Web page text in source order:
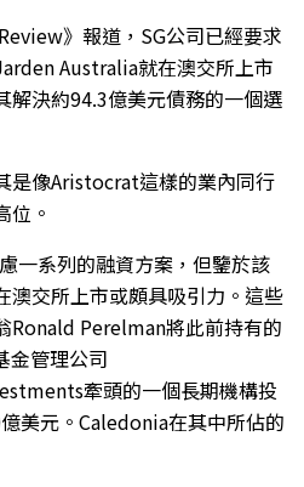
》報道，SG公司已經要求
Australia就在澳交所上市
解決約94.3億美元債務的一個選
是像Aristocrat這樣的業內同行
位。
一系列的融資方案，但鑒於該
澳交所上市或頗具吸引力。這些
Ronald Perelman將此前持有的
金管理公司
牽頭的一個長期機構投
美元。Caledonia在其中所佔的